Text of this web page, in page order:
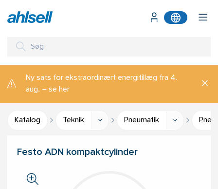
Ny sats for ekstraordinært energitillæg fra 4.
aug. – se her
Katalog Teknik Pneumatik
Festo ADN kompaktcylinder